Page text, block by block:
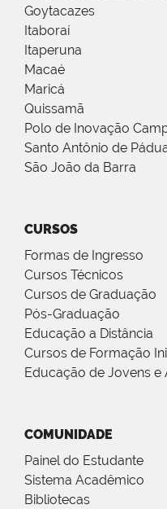
Goytacazes
Itaboraí
Itaperuna
Macaé
Maricá
Quissamã
Polo de Inovação
Santo Antônio de
São João da Barra
CURSOS
Formas de Ingresso
Cursos Técnicos
Cursos de Graduação
Pós-Graduação
Educação a Distância
Cursos de Formação
Educação de Jovens e
COMUNIDADE
Painel do Estudante
Sistema Acadêmico
Bibliotecas